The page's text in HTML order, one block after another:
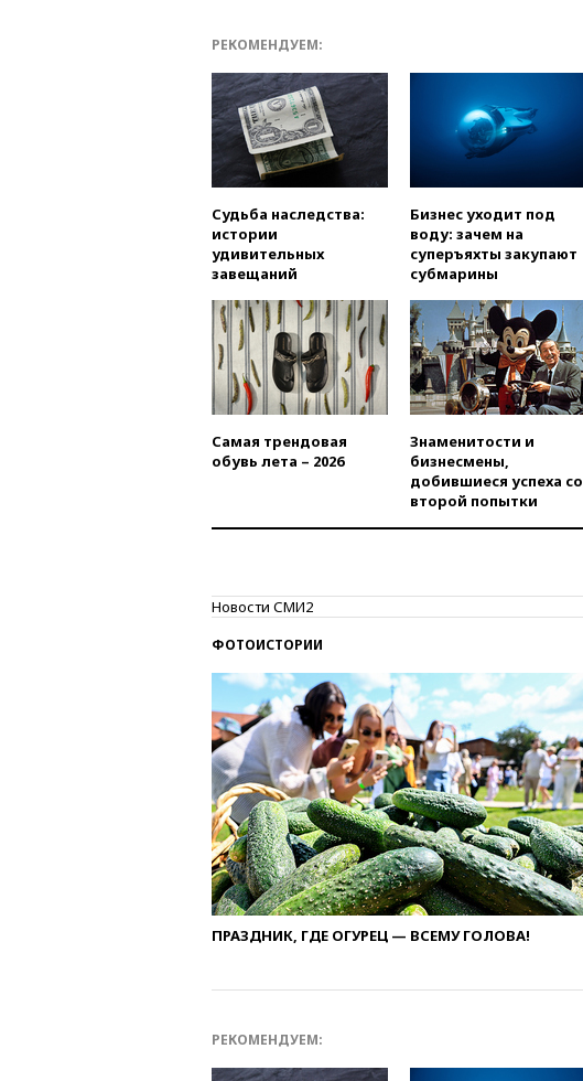
РЕКОМЕНДУЕМ:
Судьба наследства:
истории
удивительных
завещаний
Бизнес уходит под
воду: зачем на
суперъяхты закупают
субмарины
Самая трендовая
обувь лета – 2026
Знаменитости и
бизнесмены,
добившиеся успеха со
второй попытки
Новости СМИ2
ФОТОИСТОРИИ
ПРАЗДНИК, ГДЕ ОГУРЕЦ — ВСЕМУ ГОЛОВА!
РЕКОМЕНДУЕМ: